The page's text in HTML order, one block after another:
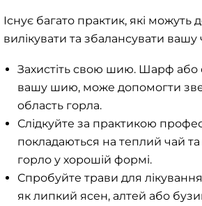
Існує багато практик, які можуть
вилікувати та збалансувати вашу
Захистіть свою шию. Шарф або
вашу шию, може допомогти
область горла.
Слідкуйте за практикою
покладаються на теплий чай
горло у хорошій формі.
Спробуйте трави для лікування
як липкий ясен, алтей або